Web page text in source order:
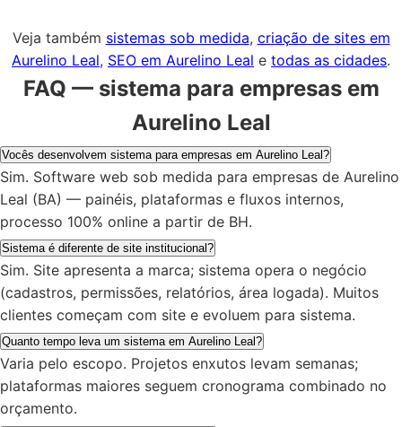
Veja também sistemas sob medida, criação de sites em
Aurelino Leal, SEO em Aurelino Leal e todas as cidades.
FAQ — sistema para empresas em
Aurelino Leal
Vocês desenvolvem sistema para empresas em Aurelino Leal?
Sim. Software web sob medida para empresas de Aurelino
Leal (BA) — painéis, plataformas e fluxos internos,
processo 100% online a partir de BH.
Sistema é diferente de site institucional?
Sim. Site apresenta a marca; sistema opera o negócio
(cadastros, permissões, relatórios, área logada). Muitos
clientes começam com site e evoluem para sistema.
Quanto tempo leva um sistema em Aurelino Leal?
Varia pelo escopo. Projetos enxutos levam semanas;
plataformas maiores seguem cronograma combinado no
orçamento.